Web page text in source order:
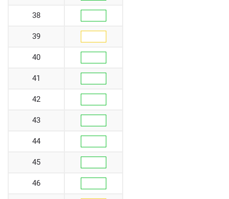
38
39
40
41
42
43
44
45
46